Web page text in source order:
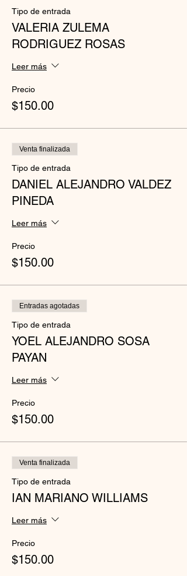
Tipo de entrada
VALERIA ZULEMA
RODRIGUEZ ROSAS
Leer más
Precio
$150.00
Venta finalizada
Tipo de entrada
DANIEL ALEJANDRO VALDEZ
PINEDA
Leer más
Precio
$150.00
Entradas agotadas
Tipo de entrada
YOEL ALEJANDRO SOSA
PAYAN
Leer más
Precio
$150.00
Venta finalizada
Tipo de entrada
IAN MARIANO WILLIAMS
Leer más
Precio
$150.00